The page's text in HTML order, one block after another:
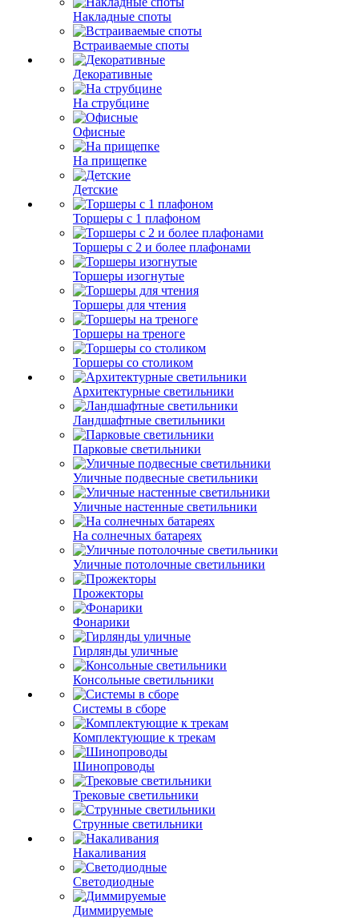
Накладные споты
Встраиваемые споты
Декоративные
На струбцине
Офисные
На прищепке
Детские
Торшеры с 1 плафоном
Торшеры с 2 и более плафонами
Торшеры изогнутые
Торшеры для чтения
Торшеры на треноге
Торшеры со столиком
Архитектурные светильники
Ландшафтные светильники
Парковые светильники
Уличные подвесные светильники
Уличные настенные светильники
На солнечных батареях
Уличные потолочные светильники
Прожекторы
Фонарики
Гирлянды уличные
Консольные светильники
Системы в сборе
Комплектующие к трекам
Шинопроводы
Трековые светильники
Струнные светильники
Накаливания
Светодиодные
Диммируемые